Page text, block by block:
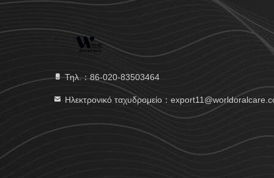
Τηλ.：86-020-83503464
Ηλεκτρονικό ταχυδρομείο：